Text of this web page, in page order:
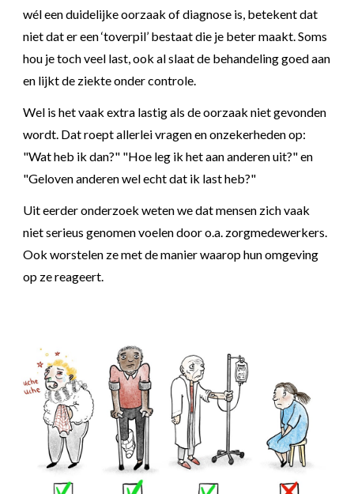
wél een duidelijke oorzaak of diagnose is, betekent dat
niet dat er een ‘toverpil’ bestaat die je beter maakt. Soms
hou je toch veel last,ook al slaat de behandeling goed aan
en lijkt de ziekte onder controle.
Wel is het vaak extra lastig als de oorzaak niet gevonden
wordt. Dat roept allerlei vragen en onzekerheden op:
"Wat heb ik dan?" "Hoe leg ik het aan anderen uit?" en
"Geloven anderen wel echt dat ik last heb?"
Uit eerder onderzoek weten we dat mensen zich vaak
niet serieus genomen voelen door o.a. zorgmedewerkers.
Ook worstelen ze met de manier waarop hun omgeving
op ze reageert.